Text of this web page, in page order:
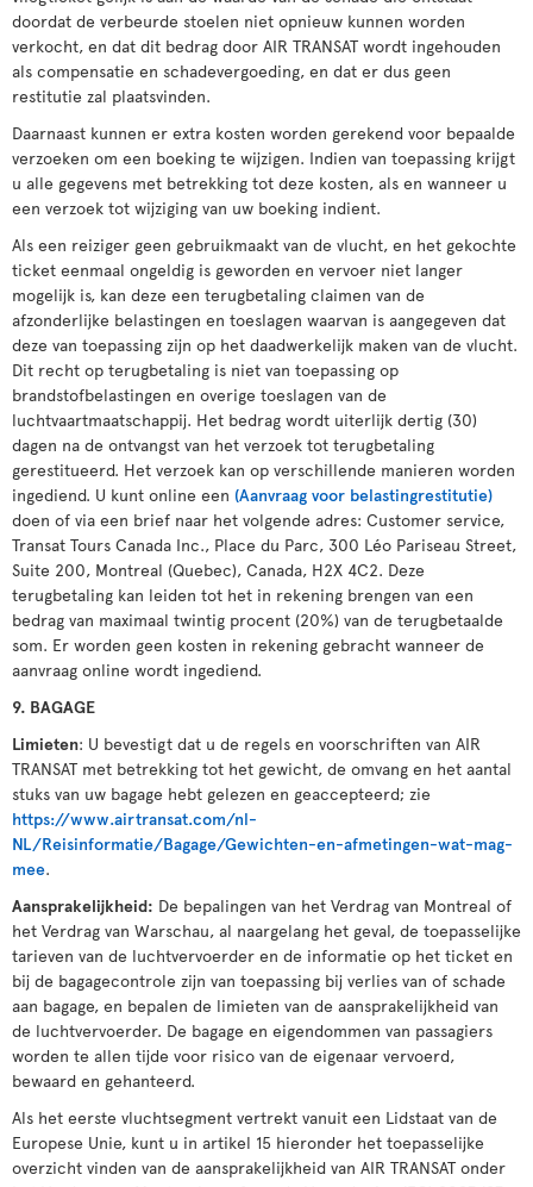
doordat de verbeurde stoelen niet opnieuw kunnen worden
verkocht, en dat dit bedrag door AIR TRANSAT wordt ingehouden
als compensatie en schadevergoeding, en dat er dus geen
restitutie zal plaatsvinden.
Daarnaast kunnen er extra kosten worden gerekend voor bepaalde
verzoeken om een boeking te wijzigen. Indien van toepassing krijgt
u alle gegevens met betrekking tot deze kosten, als en wanneer u
een verzoek tot wijziging van uw boeking indient.
Als een reiziger geen gebruikmaakt van de vlucht, en het gekochte
ticket eenmaal ongeldig is geworden en vervoer niet langer
mogelijk is, kan deze een terugbetaling claimen van de
afzonderlijke belastingen en toeslagen waarvan is aangegeven dat
deze van toepassing zijn op het daadwerkelijk maken van de vlucht.
Dit recht op terugbetaling is niet van toepassing op
brandstofbelastingen en overige toeslagen van de
luchtvaartmaatschappij. Het bedrag wordt uiterlijk dertig (30)
dagen na de ontvangst van het verzoek tot terugbetaling
gerestitueerd. Het verzoek kan op verschillende manieren worden
ingediend. U kunt online een (Aanvraag voor belastingrestitutie)
doen of via een brief naar het volgende adres: Customer service,
Transat Tours Canada Inc., Place du Parc, 300 Léo Pariseau Street,
Suite 200, Montreal (Quebec), Canada, H2X 4C2. Deze
terugbetaling kan leiden tot het in rekening brengen van een
bedrag van maximaal twintig procent (20%) van de terugbetaalde
som. Er worden geen kosten in rekening gebracht wanneer de
aanvraag online wordt ingediend.
9. BAGAGE
Limieten: U bevestigt dat u de regels en voorschriften van AIR
TRANSAT met betrekking tot het gewicht, de omvang en het aantal
stuks van uw bagage hebt gelezen en geaccepteerd; zie
https://www.airtransat.com/nl-
NL/Reisinformatie/Bagage/Gewichten-en-afmetingen-wat-mag-
mee.
Aansprakelijkheid: De bepalingen van het Verdrag van Montreal of
het Verdrag van Warschau, al naargelang het geval, de toepasselijke
tarieven van de luchtvervoerder en de informatie op het ticket en
bij de bagagecontrole zijn van toepassing bij verlies van of schade
aan bagage, en bepalen de limieten van de aansprakelijkheid van
de luchtvervoerder. De bagage en eigendommen van passagiers
worden te allen tijde voor risico van de eigenaar vervoerd,
bewaard en gehanteerd.
Als het eerste vluchtsegment vertrekt vanuit een Lidstaat van de
Europese Unie, kunt u in artikel 15 hieronder het toepasselijke
overzicht vinden van de aansprakelijkheid van AIR TRANSAT onder